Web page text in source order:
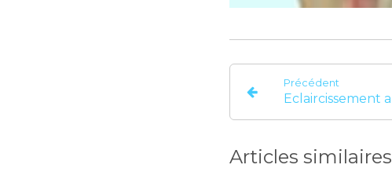
Précédent
Articles similaires